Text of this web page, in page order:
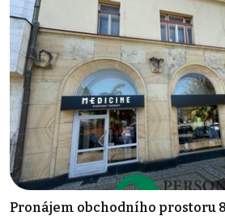
Pronájem obchodního prostoru